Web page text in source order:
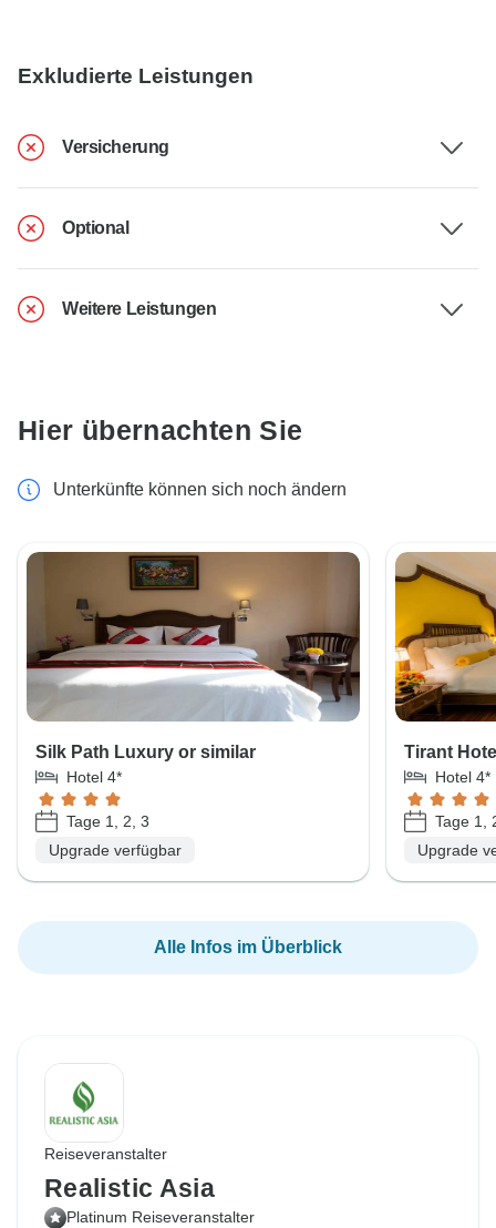
Exkludierte Leistungen
Versicherung
Optional
Weitere Leistungen
Hier übernachten Sie
Unterkünfte können sich noch ändern
Silk Path Luxury or similar
Hotel 4*
Tage 1, 2, 3
Upgrade verfügbar
Tirant
Hotel 4*
Tage 1,
Upgrade
Alle Infos im Überblick
Reiseveranstalter
Realistic Asia
Platinum Reiseveranstalter